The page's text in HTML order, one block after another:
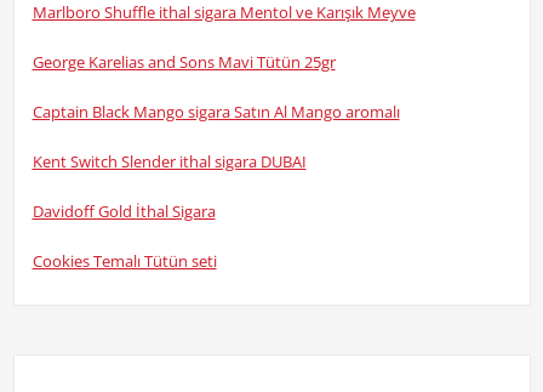
Marlboro Shuffle ithal sigara Mentol ve Karışık Meyve
George Karelias and Sons Mavi Tütün 25gr
Captain Black Mango sigara Satın Al Mango aromalı
Kent Switch Slender ithal sigara DUBAI
Davidoff Gold İthal Sigara
Cookies Temalı Tütün seti